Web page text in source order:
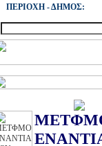
ΠΕΡΙΟΧΗ - ΔΗΜΟΣ: